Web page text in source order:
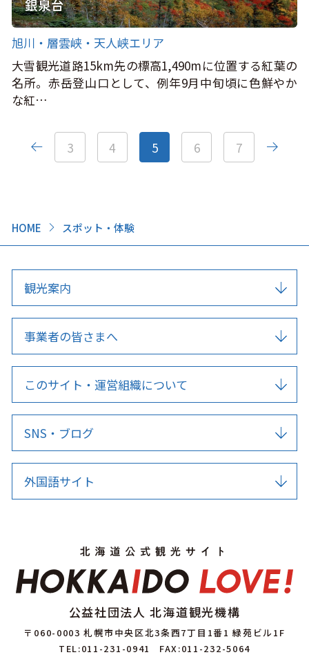
HOME スポット・体験
銀泉台
旭川・層雲峡・天人峡エリア
大雪観光道路15km先の標高1,490mに位置する紅葉の
名所。赤岳登山口として、例年9月中旬頃に色鮮やか
な紅…
3 4 5 6 7
観光案内
事業者の皆さまへ
このサイト・運営組織について
SNS・ブログ
外国語サイト
公益社団法人 北海道観光機構
〒060-0003 札幌市中央区北3条西7丁目1番1 緑苑ビル1F
TEL:011-231-0941
FAX:011-232-5064